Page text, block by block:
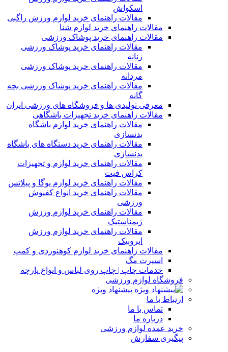
اسکواش
مقالات راهنمای خرید لوازم ورزش راگبی
مقالات راهنمای خرید لوازم شنا
مقالات راهنمای خرید پوشاک ورزشی
مقالات راهنمای خرید پوشاک ورزشی
زنانه
مقالات راهنمای خرید پوشاک ورزشی
مردانه
مقالات راهنمای خرید پوشاک ورزشی بچه
گانه
معرفی تولیدی ها و فروشگاه های ورزشی ایران
مقالات راهنمای خرید تجهیزات باشگاهی
مقالات راهنمای خرید لوازم باشگاه
بدنسازی
مقالات راهنمای خرید دستگاه های باشگاه
بدنسازی
مقالات راهنمای خرید لوازم و تجهیزات
کراس فیت
مقالات راهنمای خرید لوازم یوگا و پیلاتس
مقالات راهنمای خرید انواع کفپوش
ورزشی
مقالات راهنمای خرید لوازم ورزش
ژیمناستیک
مقالات راهنمای خرید لوازم ورزش
ایروبیک
مقالات راهنمای خرید لوازم کوهنوردی و کمپ
اسپرت مگ
خدمات چاپ | چاپ روی لباس و انواع پارچه
فروشگاه لوازم ورزشی
پیشنهاد ویژه
ارتباط با ما
تماس با ما
درباره ما
خرید عمده لوازم ورزشی
پیگیری سفارش